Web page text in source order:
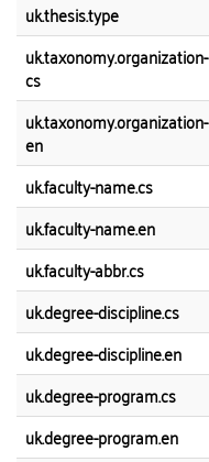
uk.thesis.type
uk.taxonomy.organization-
cs
uk.taxonomy.organization-
en
uk.faculty-name.cs
uk.faculty-name.en
uk.faculty-abbr.cs
uk.degree-discipline.cs
uk.degree-discipline.en
uk.degree-program.cs
uk.degree-program.en